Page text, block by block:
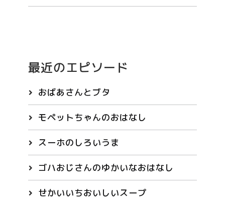
最近のエピソード
おばあさんとブタ
モペットちゃんのおはなし
スーホのしろいうま
ゴハおじさんのゆかいなおはなし
せかいいちおいしいスープ